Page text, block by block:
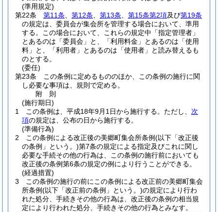
(準用規定)
第22条
第11条 第12条 第13条 第15条第2項及び第19条
の規定は、委員会が集会所を管理する場合において、準用
する。
この場合において、これらの規定中「指定管理者」
とあるのは「委員会」と、「利用料金」とあるのは「使用
料」と、「利用者」とあるのは「使用者」と読み替えるも
のとする。
(委任)
第23条
この条例に定めるもののほか、この条例の施行に関
し必要な事項は、規則で定める。
附 則
(施行期日)
1
この条例は、平成18年9月1日から施行する。 ただし、 次
項の規定は、公布の日から施行する。
(準備行為)
2
この条例による改正後の美郷町集会所条例(以下「改正後
の条例」という。)第7条の規定による指定及びこれに関し
必要な手続その他の行為は、この条例の施行前においても
改正後の条例第6条の規定の例により行うことができる。
(経過措置)
3
この条例の施行の前にこの条例による改正前の美郷町集会
所条例(以下「改正前の条例」という。)の規定により行わ
れた処分、手続きその他の行為は、改正後の条例の相当規
定により行われた処分、手続きその他の行為とみなす。